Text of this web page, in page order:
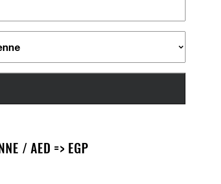
/ AED => EGP